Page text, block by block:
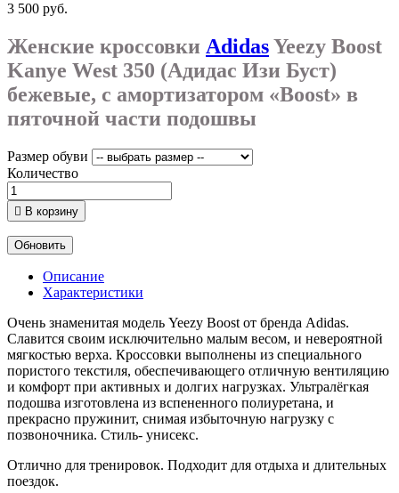
3 500 руб.
Женские кроссовки AdidasYeezy Boost
Kanye West 350 (Адидас Изи Буст)
бежевые, с амортизатором «Boost» в
пяточной части подошвы
Размер обуви
Количество
 В корзину
Описание
Характеристики
Очень знаменитая модель Yeezy Boost от бренда Adidas.
Славится своим исключительно малым весом, и невероятной
мягкостью верха. Кроссовки выполнены из специального
пористого текстиля, обеспечивающего отличную вентиляцию
и комфорт при активных и долгих нагрузках. Ультралёгкая
подошва изготовлена из вспененного полиуретана, и
прекрасно пружинит, снимая избыточную нагрузку с
позвоночника. Стиль- унисекс.
Отлично для тренировок. Подходит для отдыха и длительных
поездок.